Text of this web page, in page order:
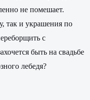
не помешает.
так и украшения по
с
быть на свадьбе
лебедя?